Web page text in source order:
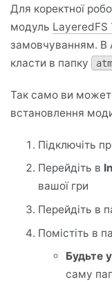
Для коректної
модуль LayeredFS
замовчуванням. В
класти в папку
Так само ви
встановлення
Підключіть
Перейдіть в
вашої гри
Перейдіть в
Помістіть в
Будьте
саму